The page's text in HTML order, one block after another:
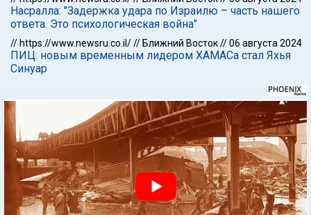
Насралла: "Задержка удара по Израилю – часть нашего
ответа. Это психологическая война"
// https://www.newsru.co.il/// Ближний Восток//06 августа 2024
ПИЦ: новым временным лидером ХАМАСа стал Яхья
Синуар